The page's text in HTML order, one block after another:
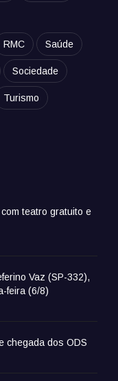
RMC Saúde
Sociedade
Turismo
teatro gratuito e
Vaz (SP-332),
feira (6/8)
chegada dos ODS